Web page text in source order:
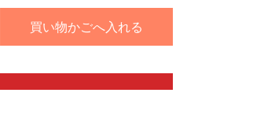
買い物かごへ入れる